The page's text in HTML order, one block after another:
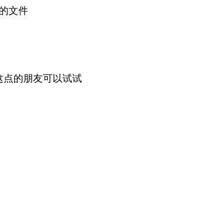
文件
点的朋友可以试试